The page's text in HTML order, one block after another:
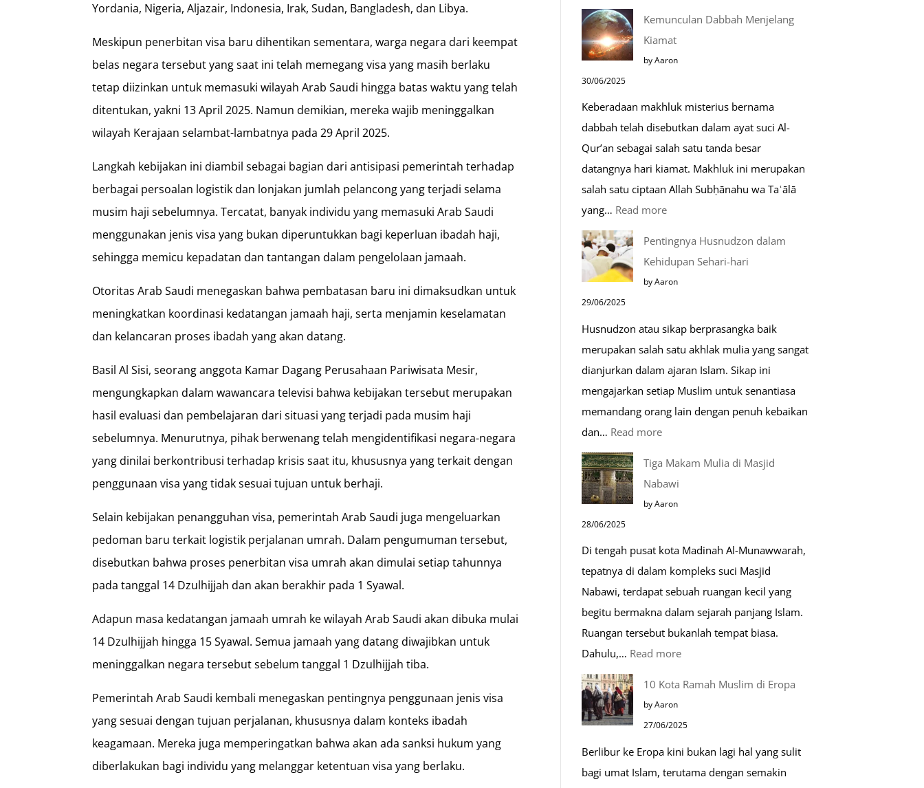
Yordania, Nigeria, Aljazair, Indonesia, Irak, Sudan, Bangladesh, dan Libya.
Meskipun penerbitan visa baru dihentikan sementara, warga negara dari keempat
belas negara tersebut yang saat ini telah memegang visa yang masih berlaku
tetap diizinkan untuk memasuki wilayah Arab Saudi hingga batas waktu yang telah
ditentukan, yakni 13 April 2025. Namun demikian, mereka wajib meninggalkan
wilayah Kerajaan selambat-lambatnya pada 29 April 2025.
Langkah kebijakan ini diambil sebagai bagian dari antisipasi pemerintah terhadap
berbagai persoalan logistik dan lonjakan jumlah pelancong yang terjadi selama
musim haji sebelumnya. Tercatat, banyak individu yang memasuki Arab Saudi
menggunakan jenis visa yang bukan diperuntukkan bagi keperluan ibadah haji,
sehingga memicu kepadatan dan tantangan dalam pengelolaan jamaah.
Otoritas Arab Saudi menegaskan bahwa pembatasan baru ini dimaksudkan untuk
meningkatkan koordinasi kedatangan jamaah haji, serta menjamin keselamatan
dan kelancaran proses ibadah yang akan datang.
Basil Al Sisi, seorang anggota Kamar Dagang Perusahaan Pariwisata Mesir,
mengungkapkan dalam wawancara televisi bahwa kebijakan tersebut merupakan
hasil evaluasi dan pembelajaran dari situasi yang terjadi pada musim haji
sebelumnya. Menurutnya, pihak berwenang telah mengidentifikasi negara-negara
yang dinilai berkontribusi terhadap krisis saat itu, khususnya yang terkait dengan
penggunaan visa yang tidak sesuai tujuan untuk berhaji.
Selain kebijakan penangguhan visa, pemerintah Arab Saudi juga mengeluarkan
pedoman baru terkait logistik perjalanan umrah. Dalam pengumuman tersebut,
disebutkan bahwa proses penerbitan visa umrah akan dimulai setiap tahunnya
pada tanggal 14 Dzulhijjah dan akan berakhir pada 1 Syawal.
Adapun masa kedatangan jamaah umrah ke wilayah Arab Saudi akan dibuka mulai
14 Dzulhijjah hingga 15 Syawal. Semua jamaah yang datang diwajibkan untuk
meninggalkan negara tersebut sebelum tanggal 1 Dzulhijjah tiba.
Pemerintah Arab Saudi kembali menegaskan pentingnya penggunaan jenis visa
yang sesuai dengan tujuan perjalanan, khususnya dalam konteks ibadah
keagamaan. Mereka juga memperingatkan bahwa akan ada sanksi hukum yang
diberlakukan bagi individu yang melanggar ketentuan visa yang berlaku.
Do’a
Saat
Safar,
Mustajab
Kemunculan Dabbah Menjelang
Kiamat
by Aaron
30/06/2025
Keberadaan makhluk misterius bernama
dabbah telah disebutkan dalam ayat suci Al-
Qur’an sebagai salah satu tanda besar
datangnya hari kiamat. Makhluk ini merupakan
salah satu ciptaan Allah Subḥānahu wa Taʿālā
yang… Read more:
Dabbah
Menjelang
Pentingnya Husnudzon dalam
Kehidupan Sehari-hari
by Aaron
29/06/2025
Husnudzon atau sikap berprasangka baik
merupakan salah satu akhlak mulia yang sangat
dianjurkan dalam ajaran Islam. Sikap ini
mengajarkan setiap Muslim untuk senantiasa
memandang orang lain dengan penuh kebaikan
dan… Read more:
hari
Tiga Makam Mulia di Masjid
Nabawi
by Aaron
28/06/2025
Di tengah pusat kota Madinah Al-Munawwarah,
tepatnya di dalam kompleks suci Masjid
Nabawi, terdapat sebuah ruangan kecil yang
begitu bermakna dalam sejarah panjang Islam.
Ruangan tersebut bukanlah tempat biasa.
Dahulu,… Read more:
Masjid
Nabawi
10 Kota Ramah Muslim di Eropa
by Aaron
27/06/2025
Berlibur ke Eropa kini bukan lagi hal yang sulit
bagi umat Islam, terutama dengan semakin